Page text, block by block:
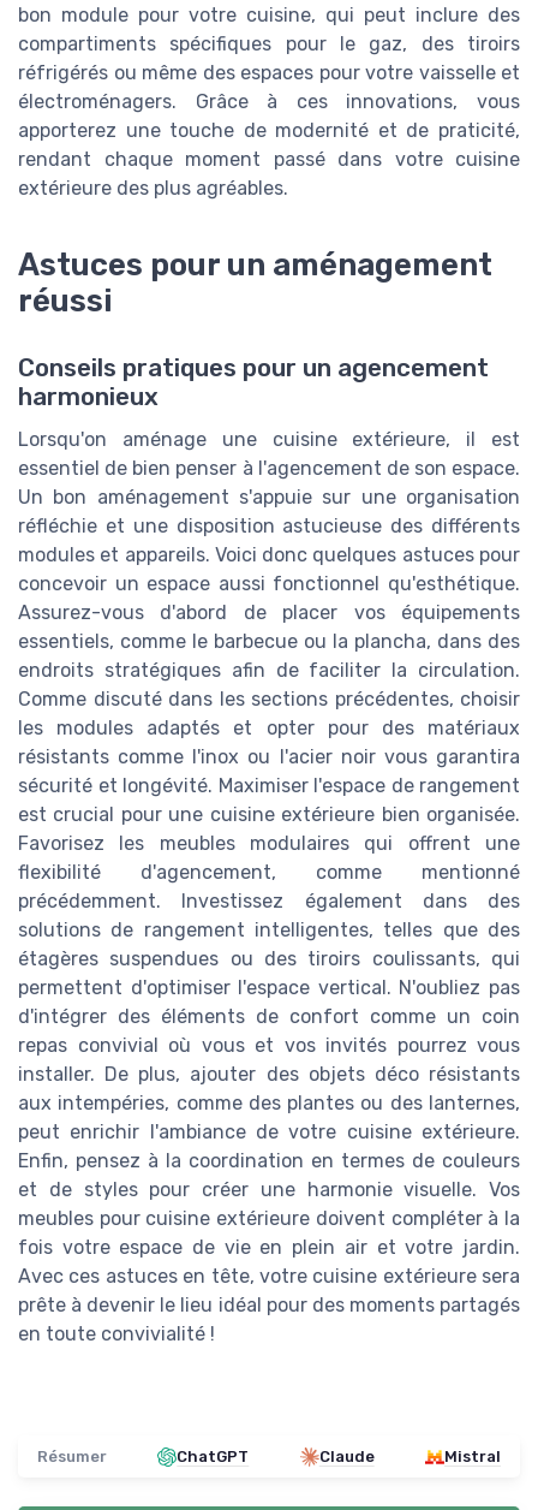
bon module pour votre cuisine, qui peut inclure des
compartiments spécifiques pour le gaz, des tiroirs
réfrigérés ou même des espaces pour votre vaisselle et
électroménagers. Grâce à ces innovations, vous
apporterez une touche de modernité et de praticité,
rendant chaque moment passé dans votre cuisine
extérieure des plus agréables.
Astuces pour un aménagement
réussi
Conseils pratiques pour un agencement
harmonieux
Lorsqu'on aménage une cuisine extérieure, il est
essentiel de bien penser à l'agencement de son espace.
Un bon aménagement s'appuie sur une organisation
réfléchie et une disposition astucieuse des différents
modules et appareils. Voici donc quelques astuces pour
concevoir un espace aussi fonctionnel qu'esthétique.
Assurez-vous d'abord de placer vos équipements
essentiels, comme le barbecue ou la plancha, dans des
endroits stratégiques afin de faciliter la circulation.
Comme discuté dans les sections précédentes, choisir
les modules adaptés et opter pour des matériaux
résistants comme l'inox ou l'acier noir vous garantira
sécurité et longévité. Maximiser l'espace de rangement
est crucial pour une cuisine extérieure bien organisée.
Favorisez les meubles modulaires qui offrent une
flexibilité d'agencement, comme mentionné
précédemment. Investissez également dans des
solutions de rangement intelligentes, telles que des
étagères suspendues ou des tiroirs coulissants, qui
permettent d'optimiser l'espace vertical. N'oubliez pas
d'intégrer des éléments de confort comme un coin
repas convivial où vous et vos invités pourrez vous
installer. De plus, ajouter des objets déco résistants
aux intempéries, comme des plantes ou des lanternes,
peut enrichir l'ambiance de votre cuisine extérieure.
Enfin, pensez à la coordination en termes de couleurs
et de styles pour créer une harmonie visuelle. Vos
meubles pour cuisine extérieure doivent compléter à la
fois votre espace de vie en plein air et votre jardin.
Avec ces astuces en tête, votre cuisine extérieure sera
prête à devenir le lieu idéal pour des moments partagés
en toute convivialité !
Résumer ChatGPT Claude Mistral